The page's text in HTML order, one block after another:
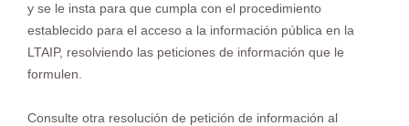
y se le insta para que cumpla con el procedimiento
establecido para el acceso a la información pública en la
LTAIP, resolviendo las peticiones de información que le
formulen.
Consulte otra resolución de petición de información al